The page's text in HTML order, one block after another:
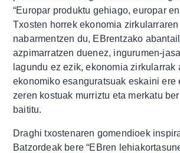
“Europar produktu gehiago, europar
Txosten horrek ekonomia
nabarmentzen du, EBrentzako
azpimarratzen duenez, ingurumen-
lagundu ez ezik, ekonomia zirkularrak
ekonomiko esanguratsuak eskaini ere
zeren kostuak murriztu eta merkatu
baititu.
Draghi txostenaren gomendioek
Batzordeak bere “EBren